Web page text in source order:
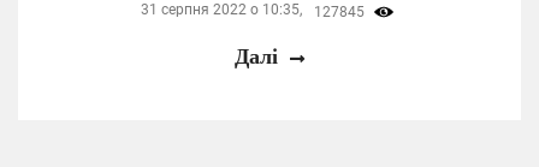
31 серпня 2022 о 10:35, 127845
Далі